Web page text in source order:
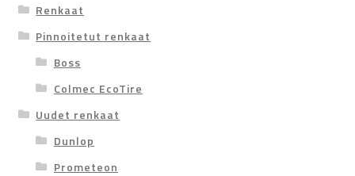
Renkaat
Pinnoitetut renkaat
Boss
Colmec EcoTire
Uudet renkaat
Dunlop
Prometeon